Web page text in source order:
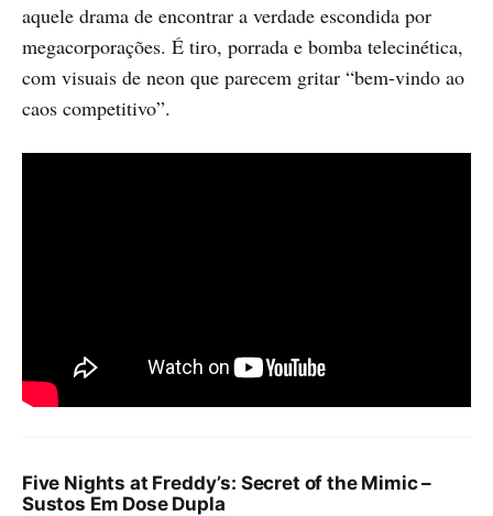
aquele drama de encontrar a verdade escondida por
megacorporações. É tiro, porrada e bomba telecinética,
com visuais de neon que parecem gritar “bem-vindo ao
caos competitivo”.
Five Nights at Freddy’s: Secret of the Mimic –
Sustos Em Dose Dupla